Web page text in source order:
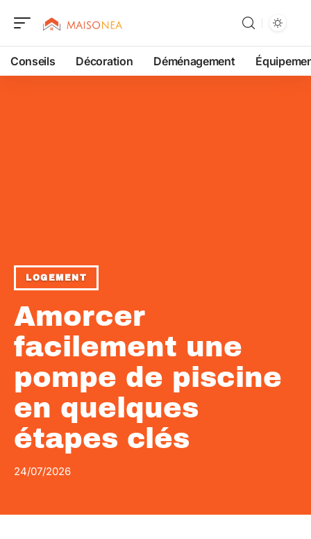
Conseils Décoration Déménagement
LOGEMENT
Amorcer
facilement une
pompe de piscine
en quelques
étapes clés
24/07/2026